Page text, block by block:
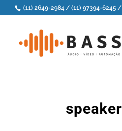
(11) 2649-2984 / (11) 97394-6245 /
speaker